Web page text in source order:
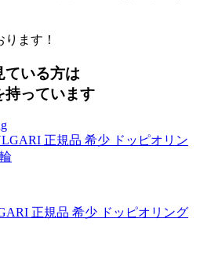
ます！
ている方は
持っています
正規品 希少 ドッピオリング